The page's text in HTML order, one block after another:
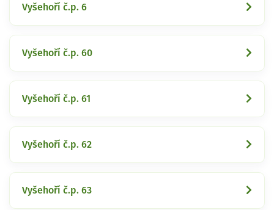
Vyšehoří č.p. 6
Vyšehoří č.p. 60
Vyšehoří č.p. 61
Vyšehoří č.p. 62
Vyšehoří č.p. 63